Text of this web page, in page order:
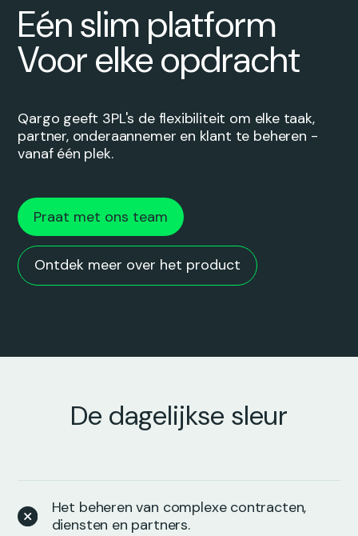
Eén slim platform
Voor elke opdracht
Qargo geeft 3PL's de flexibiliteit om elke taak,
partner, onderaannemer en klant te beheren -
vanaf één plek.
Praat met ons team
Ontdek meer over het product
De dagelijkse sleur
Het beheren van complexe contracten,
diensten en partners.